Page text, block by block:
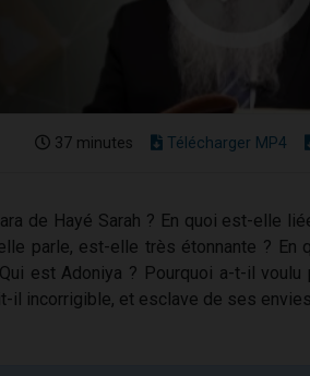
37 minutes Télécharger MP4
de Hayé Sarah ? En quoi est-elle
parle, est-elle très étonnante ? En
est Adoniya ? Pourquoi a-t-il
il incorrigible, et esclave de ses